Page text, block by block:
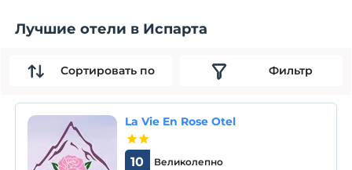
Лучшие отели в Испарта
Сортировать по Фильтр
La Vie En Rose Otel
Великолепно
10